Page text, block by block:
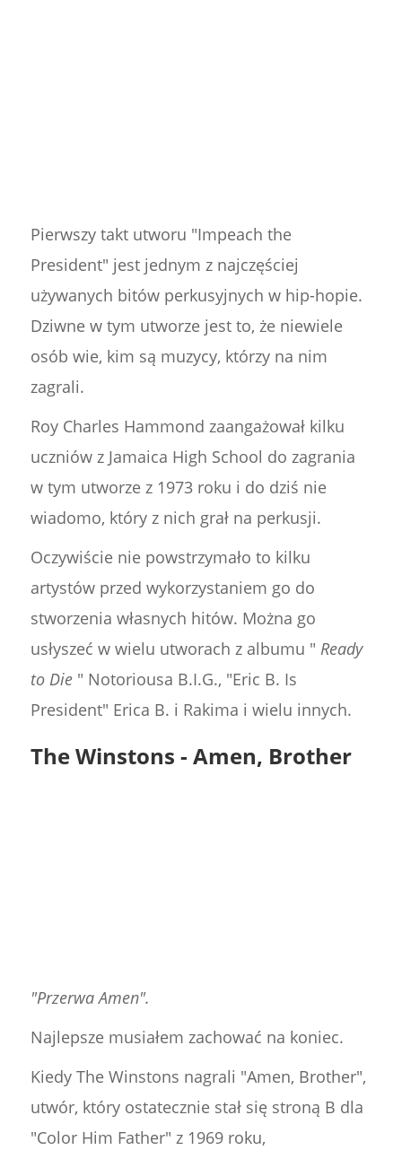
Pierwszy takt utworu "Impeach the
President" jest jednym z najczęściej
używanych bitów perkusyjnych w hip-hopie.
Dziwne w tym utworze jest to, że niewiele
osób wie, kim są muzycy, którzy na nim
zagrali.
Roy Charles Hammond zaangażował kilku
uczniów z Jamaica High School do zagrania
w tym utworze z 1973 roku i do dziś nie
wiadomo, który z nich grał na perkusji.
Oczywiście nie powstrzymało to kilku
artystów przed wykorzystaniem go do
stworzenia własnych hitów. Można go
usłyszeć w wielu utworach z albumu " Ready
to Die" Notoriousa B.I.G., "Eric B. Is
President" Erica B. i Rakima i wielu innych.
The Winstons - Amen, Brother
"Przerwa Amen".
Najlepsze musiałem zachować na koniec.
Kiedy The Winstons nagrali "Amen, Brother",
utwór, który ostatecznie stał się stroną B dla
"Color Him Father" z 1969 roku,